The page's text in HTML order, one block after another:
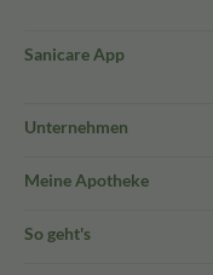
Sanicare App
Unternehmen
Meine Apotheke
So geht's